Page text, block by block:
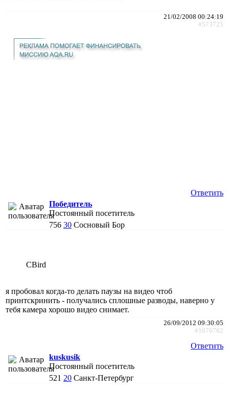
21/02/2008 00:24:19
#573725
Ответить
Победитель
Постоянный посетитель
756 30 Сосновый Бор
CBird
я пробовал когда-то делать паузы на видео чтоб
принтскринить - получались сплошные разводы, наверно у
тебя камера хорошо видео снимает.
26/09/2012 09:30:05
#1676762
Ответить
kuskusik
Постоянный посетитель
521 20 Санкт-Петербург